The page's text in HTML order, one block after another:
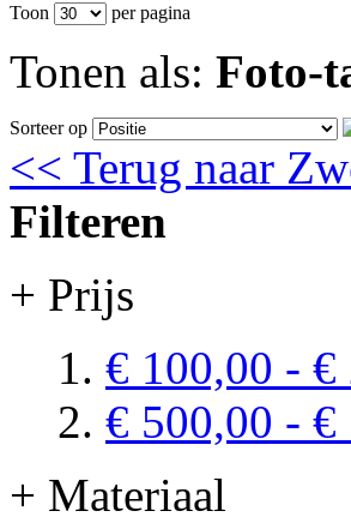
Toon per pagina
Tonen als: Foto-
Sorteer op
<< Terug naar
Filteren
+ Prijs
€ 100,00 - €
€ 500,00 - €
+ Materiaal